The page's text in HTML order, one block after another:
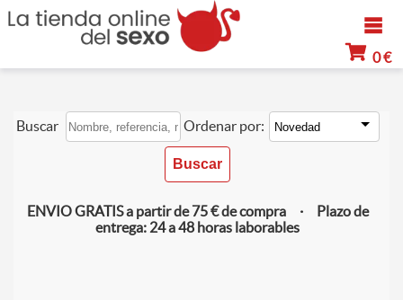
0 €
Buscar Ordenar por:
ENVIO GRATIS a partir de 75 € de compra · Plazo de
entrega: 24 a 48 horas laborables